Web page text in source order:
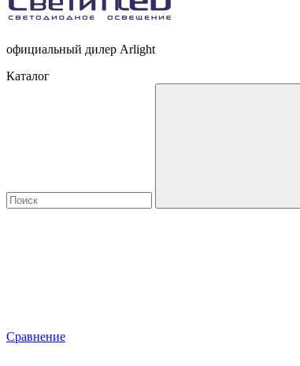
официальный дилер Arlight
Каталог
Сравнение